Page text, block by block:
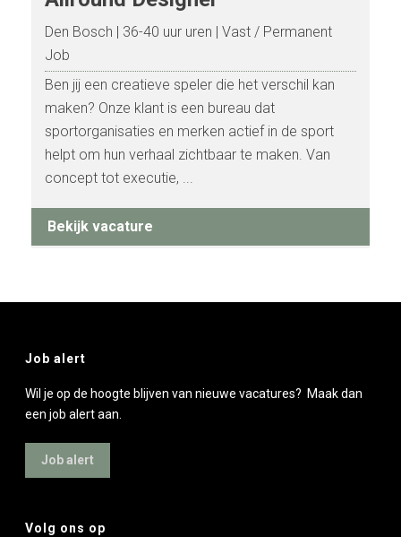
Den Bosch 36-40 uur uren
Vast / Permanent
Job
Ben jij een creatieve speler die het verschil kan
maken? Onze klant is een bureau dat
sportorganisaties en merken actief in de sport
helpt om hun verhaal zichtbaar te maken. Van
concept tot executie, ...
Bekijk vacature
Job alert
Wil je op de hoogte blijven van nieuwe vacatures? Maak dan
een job alert aan.
Job alert
Volg ons op